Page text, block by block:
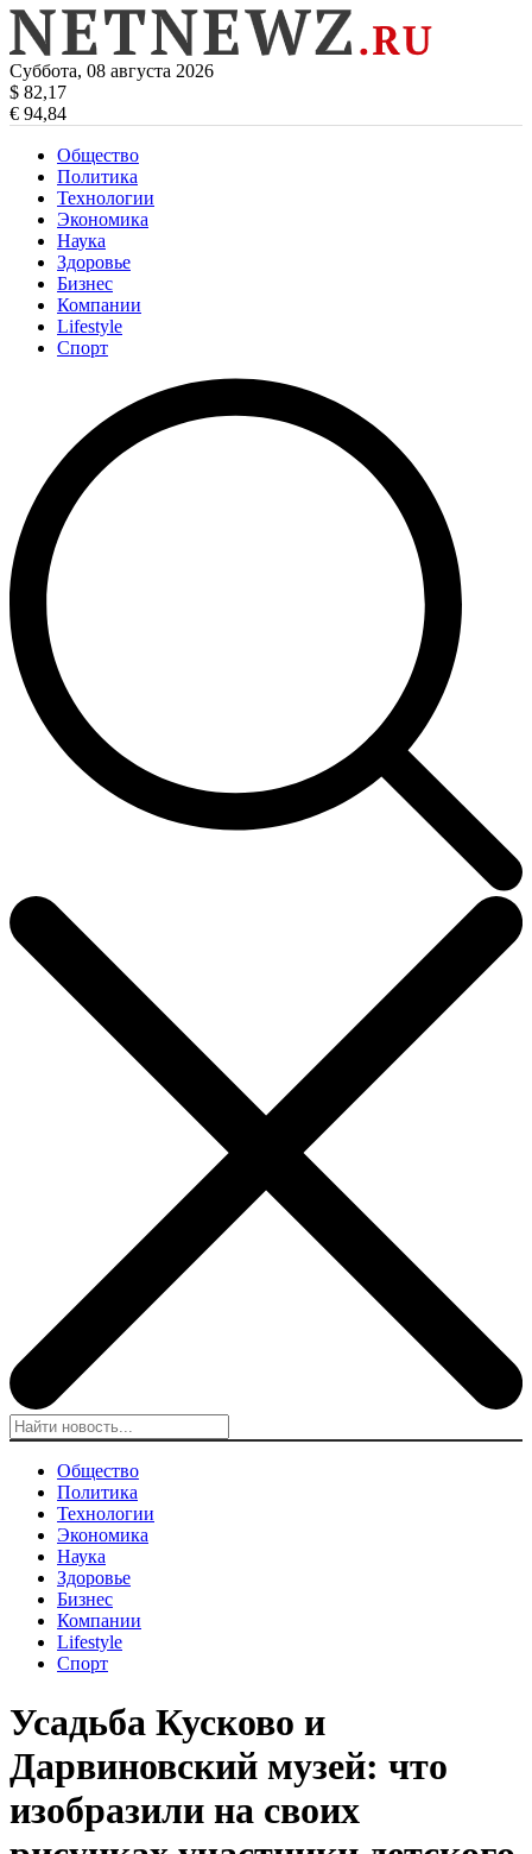
Суббота, 08 августа 2026
$ 82,17
€ 94,84
Общество
Политика
Технологии
Экономика
Наука
Здоровье
Бизнес
Компании
Lifestyle
Спорт
Общество
Политика
Технологии
Экономика
Наука
Здоровье
Бизнес
Компании
Lifestyle
Спорт
Усадьба Кусково и
Дарвиновский музей: что
изобразили на своих